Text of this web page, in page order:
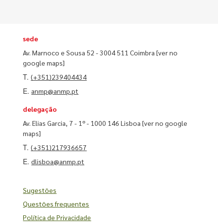
sede
Av. Marnoco e Sousa 52 - 3004 511 Coimbra[ver no
google maps]
T.(+351)239404434
E. anmp@anmp.pt
delegação
Av. Elias Garcia, 7 - 1º - 1000 146 Lisboa[ver no google
maps]
T.(+351)217936657
E.dlisboa@anmp.pt
Sugestões
Questões frequentes
Política de Privacidade